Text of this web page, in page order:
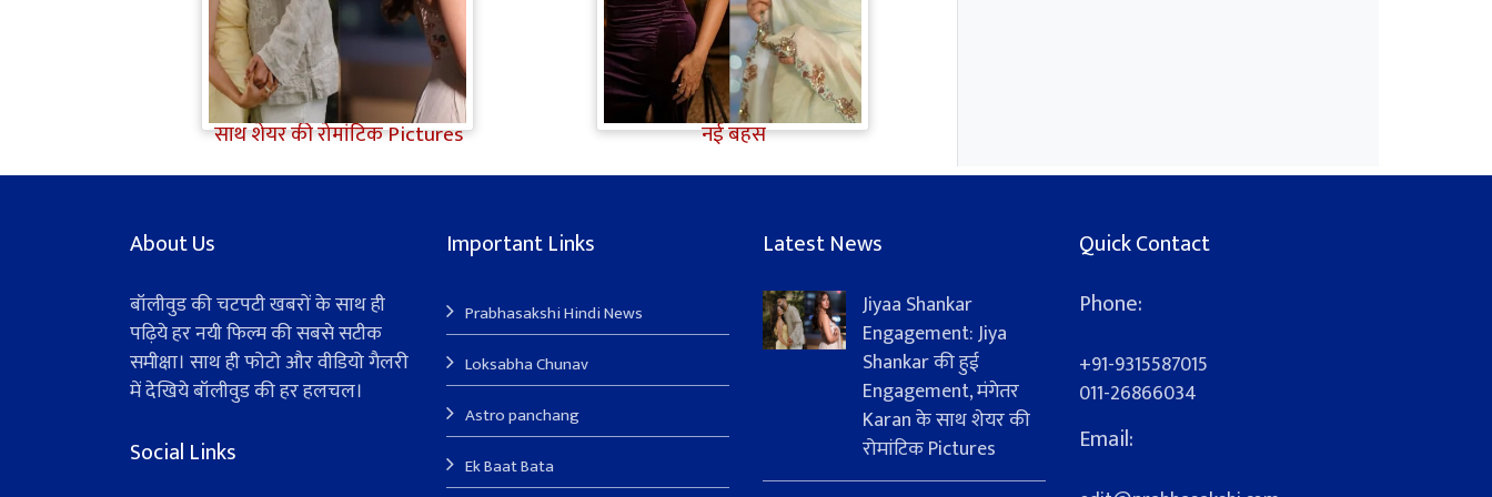
Jiyaa Shankar Engagement:
Jiya Shankar की हुई
Engagement, मंगेतर Karan के
साथ शेयर की रोमांटिक Pictures
TV Gossip: 'तीखी मिर्ची' हैं Hina
Khan, सूपर्नखा रोल के लिए
परफेक्ट; Rozalin Khan ने छेड़ी
नई बहस
About Us
बॉलीवुड की चटपटी खबरों के साथ ही
पढ़िये हर नयी फिल्म की सबसे सटीक
समीक्षा। साथ ही फोटो और वीडियो गैलरी
में देखिये बॉलीवुड की हर हलचल।
Social Links
Important Links
Prabhasakshi Hindi News
Loksabha Chunav
Astro panchang
Ek Baat Bata
Latest News
Jiyaa Shankar
Engagement: Jiya
Shankar की हुई
Engagement, मंगेतर
Karan के साथ शेयर की
रोमांटिक Pictures
Quick Contact
Phone:
+91-9315587015
011-26866034
Email: